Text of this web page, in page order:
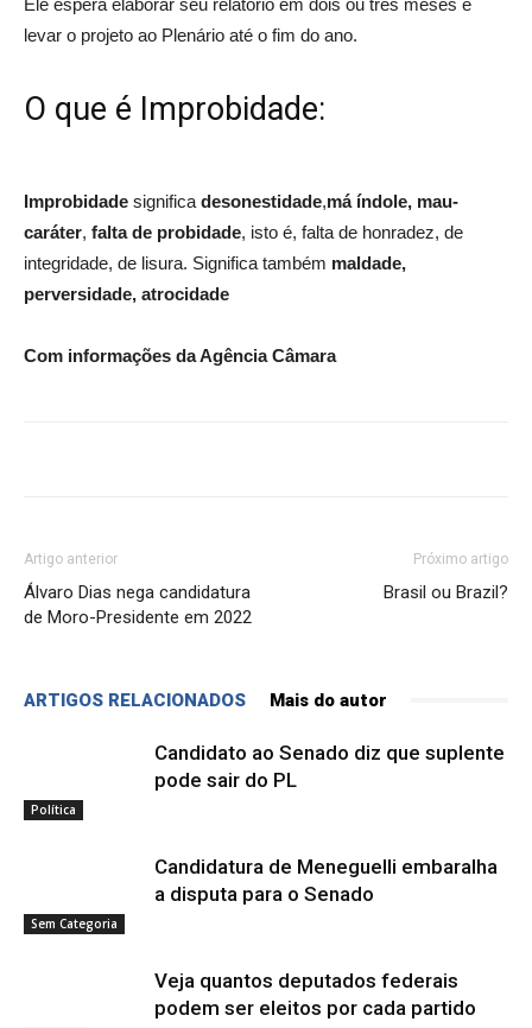
levar o projeto ao Plenário até o fim do ano.
O que é Improbidade:
Improbidade significa desonestidade,má índole, mau-
caráter, falta de probidade, isto é, falta de honradez, de
integridade, de lisura. Significa também maldade,
perversidade, atrocidade
Com informações da Agência Câmara
Artigo anterior
Álvaro Dias nega candidatura
de Moro-Presidente em 2022
Próximo artigo
Brasil ou Brazil?
ARTIGOS RELACIONADOS Mais do autor
Política
Candidato ao Senado diz que suplente
pode sair do PL
Sem Categoria
Candidatura de Meneguelli embaralha
a disputa para o Senado
Veja quantos deputados federais
podem ser eleitos por cada partido